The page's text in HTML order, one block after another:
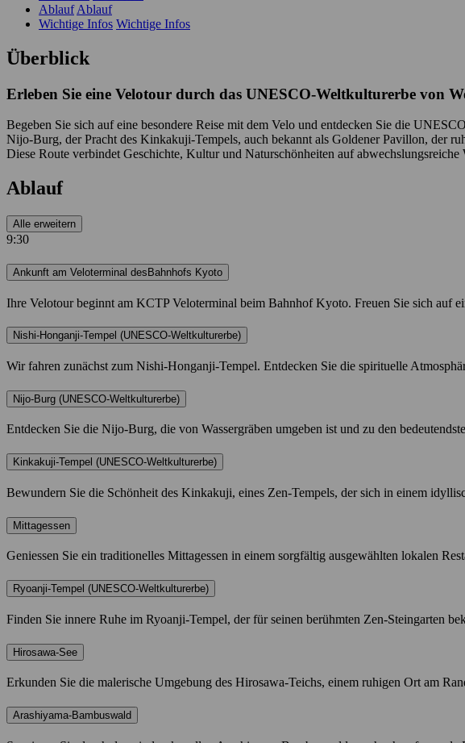
Ablauf Ablauf
Wichtige Infos Wichtige Infos
Überblick
Erleben Sie eine Velotour durch das UNESCO-Weltkulturerbe von
Begeben Sie sich auf eine besondere Reise mit dem Velo und entdecken Sie die
Nijo-Burg, der Pracht des Kinkakuji-Tempels, auch bekannt als Goldener Pavillon, der
Diese Route verbindet Geschichte, Kultur und Naturschönheiten auf
Ablauf
Alle erweitern
9:30
Ankunft am Veloterminal desBahnhofs Kyoto
Ihre Velotour beginnt am KCTP Veloterminal beim Bahnhof Kyoto. Freuen Sie sich auf
Nishi-Honganji-Tempel (UNESCO-Weltkulturerbe)
Wir fahren zunächst zum Nishi-Honganji-Tempel. Entdecken Sie die spirituelle
Nijo-Burg (UNESCO-Weltkulturerbe)
Entdecken Sie die Nijo-Burg, die von Wassergräben umgeben ist und zu den
Kinkakuji-Tempel (UNESCO-Weltkulturerbe)
Bewundern Sie die Schönheit des Kinkakuji, eines Zen-Tempels, der sich in einem
Mittagessen
Geniessen Sie ein traditionelles Mittagessen in einem sorgfältig ausgewählten lokalen
Ryoanji-Tempel (UNESCO-Weltkulturerbe)
Finden Sie innere Ruhe im Ryoanji-Tempel, der für seinen berühmten Zen-Steingarten
Hirosawa-See
Erkunden Sie die malerische Umgebung des Hirosawa-Teichs, einem ruhigen Ort am
Arashiyama-Bambuswald